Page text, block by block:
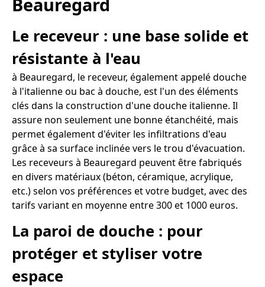
Beauregard
Le receveur : une base solide et
résistante à l'eau
à Beauregard, le receveur, également appelé douche
à l'italienne ou bac à douche, est l'un des éléments
clés dans la construction d'une douche italienne. Il
assure non seulement une bonne étanchéité, mais
permet également d'éviter les infiltrations d'eau
grâce à sa surface inclinée vers le trou d'évacuation.
Les receveurs à Beauregard peuvent être fabriqués
en divers matériaux (béton, céramique, acrylique,
etc.) selon vos préférences et votre budget, avec des
tarifs variant en moyenne entre 300 et 1000 euros.
La paroi de douche : pour
protéger et styliser votre
espace